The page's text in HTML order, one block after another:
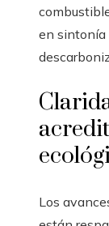
en sintonía
Los